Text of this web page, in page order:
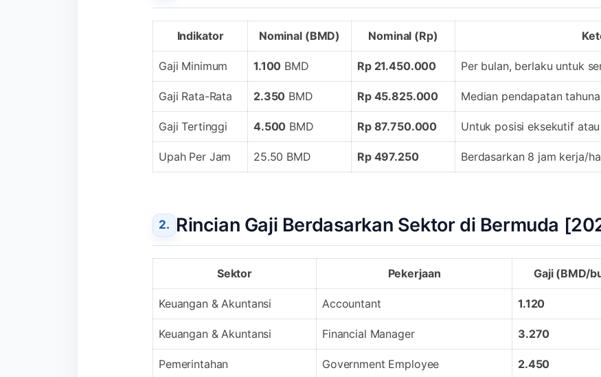
Indikator Nominal (BMD) Nominal (Rp)
Gaji Minimum 1.100 BMD Rp 21.450.000 Per bulan, berlaku untuk
Gaji Rata-Rata 2.350 BMD Rp 45.825.000 Median pendapatan
Gaji Tertinggi 4.500 BMD Rp 87.750.000 Untuk posisi eksekutif
Upah Per Jam 25.50 BMD Rp 497.250 Berdasarkan 8 jam kerja/
Rincian Gaji Berdasarkan Sektor di Bermuda
Sektor Pekerjaan Gaji (BMD/
Keuangan & Akuntansi Accountant 1.120
Keuangan & Akuntansi Financial Manager 3.270
Pemerintahan Government Employee 2.450